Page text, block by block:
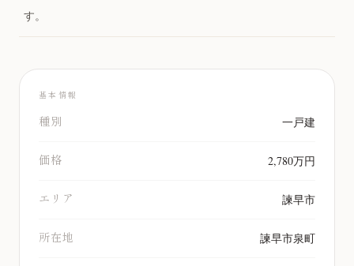
す。
基本情報
種別 一戸建
価格 2,780万円
エリア 諫早市
所在地 諫早市泉町